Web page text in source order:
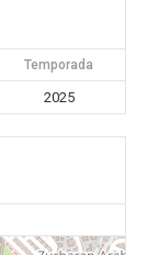
Temporada
2025